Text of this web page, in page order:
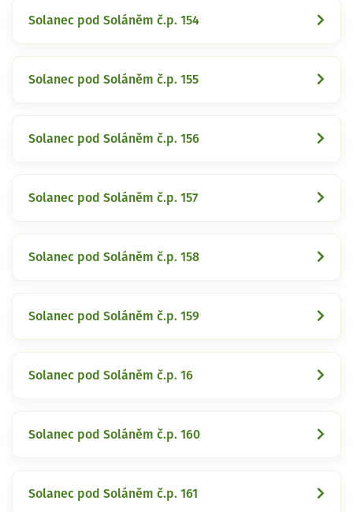
Solanec pod Soláněm č.p. 154
Solanec pod Soláněm č.p. 155
Solanec pod Soláněm č.p. 156
Solanec pod Soláněm č.p. 157
Solanec pod Soláněm č.p. 158
Solanec pod Soláněm č.p. 159
Solanec pod Soláněm č.p. 16
Solanec pod Soláněm č.p. 160
Solanec pod Soláněm č.p. 161